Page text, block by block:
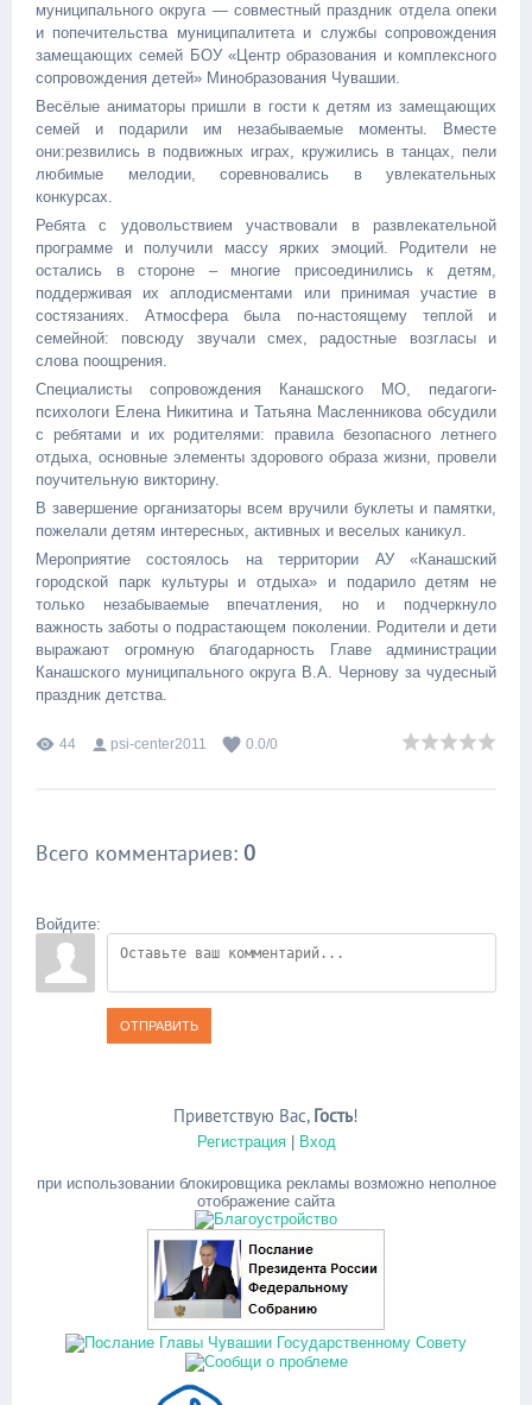
муниципального округа — совместный праздник отдела опеки
и попечительства муниципалитета и службы сопровождения
замещающих семей БОУ «Центр образования и комплексного
сопровождения детей» Минобразования Чувашии.
Весёлые аниматоры пришли в гости к детям из замещающих
семей и подарили им незабываемые моменты. Вместе
они:резвились в подвижных играх, кружились в танцах, пели
любимые мелодии, соревновались в увлекательных
конкурсах.
Ребята с удовольствием участвовали в развлекательной
программе и получили массу ярких эмоций. Родители не
остались в стороне – многие присоединились к детям,
поддерживая их аплодисментами или принимая участие в
состязаниях. Атмосфера была по-настоящему теплой и
семейной: повсюду звучали смех, радостные возгласы и
слова поощрения.
Специалисты сопровождения Канашского МО, педагоги-
психологи Елена Никитина и Татьяна Масленникова обсудили
с ребятами и их родителями: правила безопасного летнего
отдыха, основные элементы здорового образа жизни, провели
поучительную викторину.
В завершение организаторы всем вручили буклеты и памятки,
пожелали детям интересных, активных и веселых каникул.
Мероприятие состоялось на территории АУ «Канашский
городской парк культуры и отдыха» и подарило детям не
только незабываемые впечатления, но и подчеркнуло
важность заботы о подрастающем поколении. Родители и дети
выражают огромную благодарность Главе администрации
Канашского муниципального округа В.А. Чернову за чудесный
праздник детства.
44 psi-center2011 0.0/0
Всего комментариев: 0
Войдите:
ОТПРАВИТЬ
Приветствую Вас, Гость!
Регистрация| Вход
при использовании блокировщика рекламы возможно неполное
отображение сайта